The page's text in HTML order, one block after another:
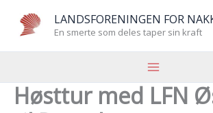
LANDSFORENINGEN FOR
En smerte som deles taper sin kraft
Høsttur med LFN